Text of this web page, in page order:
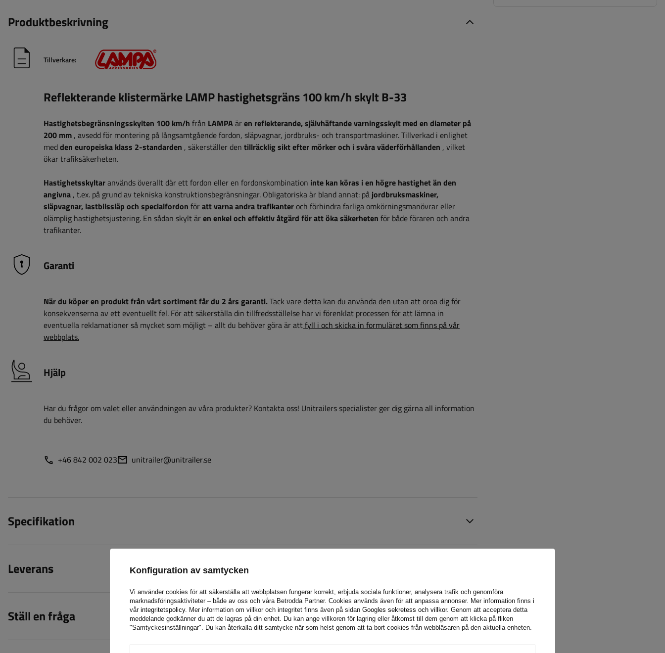
Produktbeskrivning
Tillverkare:
Reflekterande klistermärke LAMP hastighetsgräns 100 km/h skylt B-33
Hastighetsbegränsningsskylten 100 km/h från LAMPAären reflekterande, självhäftande varningsskylt med en diameter på
200 mm , avsedd för montering på långsamtgående fordon, släpvagnar, jordbruks- och transportmaskiner. Tillverkad i enlighet
medden europeiska klass 2-standarden , säkerställer den tillräcklig sikt efter mörker och i svåra väderförhållanden , vilket
ökar trafiksäkerheten.
Hastighetsskyltaranvänds överallt där ett fordon eller en fordonskombination inte kan köras i en högre hastighet än den
angivna , t.ex. på grund av tekniska konstruktionsbegränsningar. Obligatoriska är bland annat: på jordbruksmaskiner,
släpvagnar, lastbilssläp och specialfordon föratt varna andra trafikanter och förhindra farliga omkörningsmanövrar eller
olämplig hastighetsjustering. En sådan skylt ären enkel och effektiv åtgärd för att öka säkerheten för både föraren och andra
trafikanter.
Garanti
När du köper en produkt från vårt sortiment får du 2 års garanti.Tack vare detta kan du använda den utan att oroa dig för
konsekvenserna av ett eventuellt fel. För att säkerställa din tillfredsställelse har vi förenklat processen för att lämna in
eventuella reklamationer så mycket som möjligt – allt du behöver göra är attfyll i och skicka in formuläret som finns på vår
webbplats.
Hjälp
Har du frågor om valet eller användningen av våra produkter? Kontakta oss! Unitrailers specialister ger dig gärna all information
du behöver.
+46 842 002 023 unitrailer@unitrailer.se
Specifikation
Leverans
Ställ en fråga
Konfiguration av samtycken
Vi använder cookies för att säkerställa att webbplatsen fungerar korrekt, erbjuda sociala funktioner, analysera trafik och genomföra
marknadsföringsaktiviteter – både av oss och våra Betrodda Partner. Cookies används även för att anpassa annonser. Mer information finns i
vår integritetspolicy. Mer information om villkor och integritet finns även på sidan Googles sekretess och villkor. Genom att acceptera detta
meddelande godkänner du att de lagras på din enhet. Du kan ange villkoren för lagring eller åtkomst till dem genom att klicka på fliken
"Samtyckesinställningar". Du kan återkalla ditt samtycke när som helst genom att ta bort cookies från webbläsaren på den aktuella enheten.